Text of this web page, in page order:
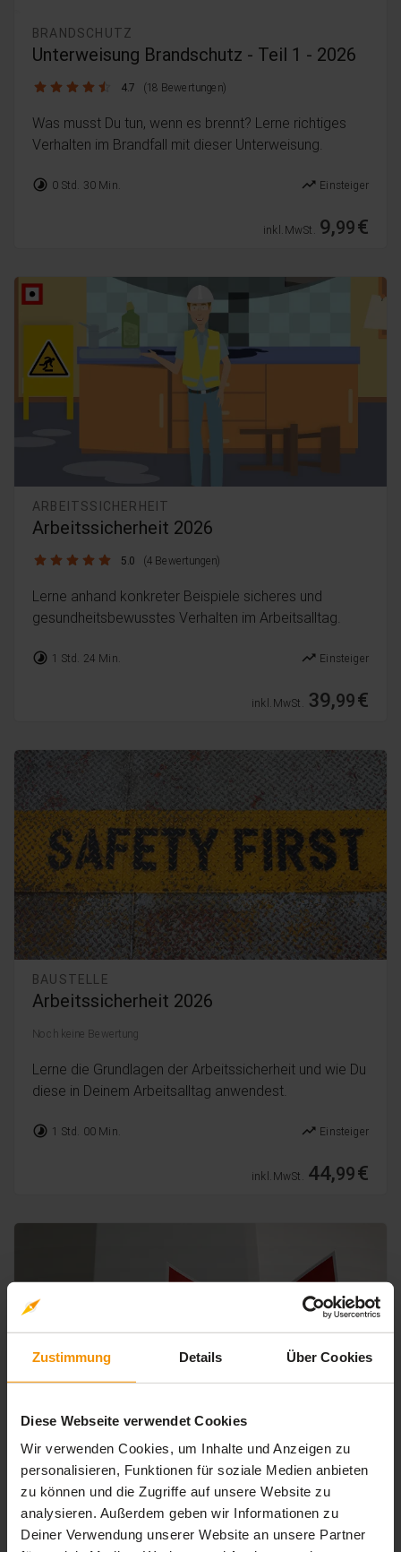
Zustimmung Details Über Cookies
Diese Webseite verwendet Cookies
Wir verwenden Cookies, um Inhalte und Anzeigen zu
personalisieren, Funktionen für soziale Medien anbieten
zu können und die Zugriffe auf unsere Website zu
analysieren. Außerdem geben wir Informationen zu
Deiner Verwendung unserer Website an unsere Partner
BRANDSCHUTZ
Unterweisung Brandschutz - Teil 1 - 2026
4.7 / 5 4.7 (18 Bewertungen)
Was musst Du tun, wenn es brennt? Lerne richtiges
Verhalten im Brandfall mit dieser Unterweisung.
timelapse 0 Std. 30 Min. trending_up Einsteiger
inkl. MwSt. 9,99€
ARBEITSSICHERHEIT
Arbeitssicherheit 2026
5.0 / 5 5.0 (4 Bewertungen)
Lerne anhand konkreter Beispiele sicheres und
gesundheitsbewusstes Verhalten im Arbeitsalltag.
timelapse 1 Std. 24 Min. trending_up Einsteiger
inkl. MwSt. 39,99€
BAUSTELLE
Arbeitssicherheit 2026
Noch keine Bewertung
Lerne die Grundlagen der Arbeitssicherheit und wie Du
diese in Deinem Arbeitsalltag anwendest.
timelapse 1 Std. 00 Min. trending_up Einsteiger
inkl. MwSt. 44,99€
BRANDSCHUTZ
Brandschutzhelfer für Führungskräfte
2026
4.8 / 5 (6 Bewertungen)